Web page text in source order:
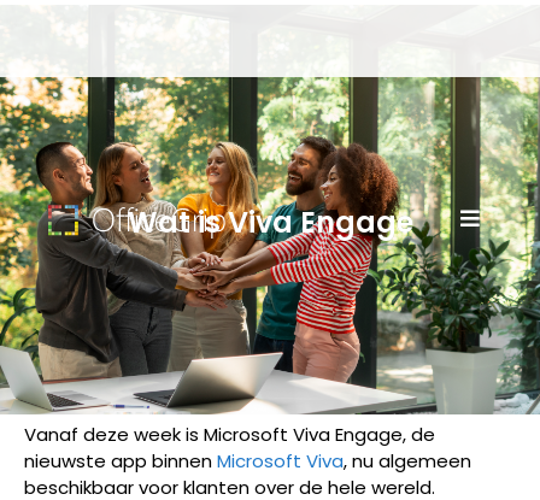
Wat is Viva Engage
Vanaf deze week is Microsoft Viva Engage, de
nieuwste app binnenMicrosoft Viva, nu algemeen
beschikbaar voor klanten over de hele wereld.